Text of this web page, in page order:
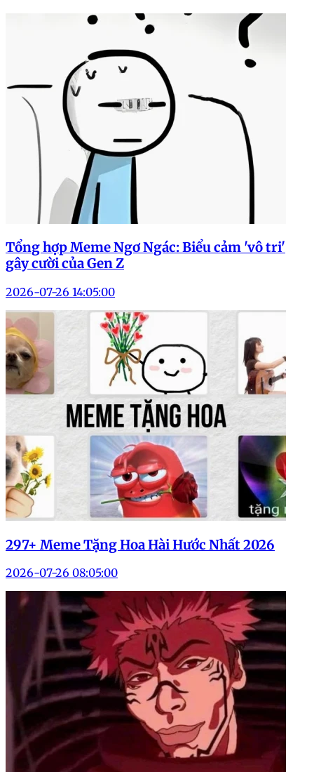
Tổng hợp Meme Ngơ Ngác: Biểu cảm 'vô tri'
gây cười của Gen Z
2026-07-26 14:05:00
297+ Meme Tặng Hoa Hài Hước Nhất 2026
2026-07-26 08:05:00